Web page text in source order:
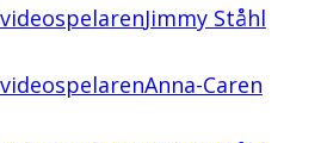
Jimmy Ståhl
Anna-Caren